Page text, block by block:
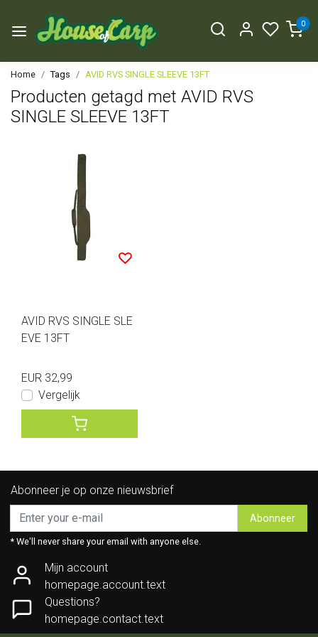
0
Home Tags AVID RVS SINGLE SLEEVE 13FT
Producten getagd met AVID RVS
SINGLE SLEEVE 13FT
AVID RVS SINGLE SLE
EVE 13FT
EUR 32,99
Vergelijk
Abonneer je op onze nieuwsbrief
Abonneer
* We'll never share your email with anyone else.
Mijn account
homepage.account.text
Questions?
homepage.contact.text